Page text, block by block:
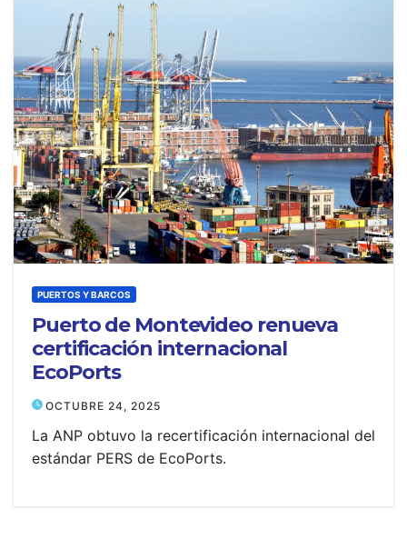
PUERTOS Y BARCOS
Puerto de Montevideo renueva
certificación internacional
EcoPorts
OCTUBRE 24, 2025
La ANP obtuvo la recertificación internacional del
estándar PERS de EcoPorts.